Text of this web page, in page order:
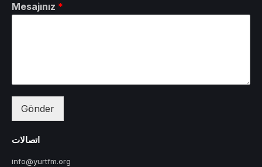
Mesajınız *
Gönder
اتصالات
info@yurtfm.org